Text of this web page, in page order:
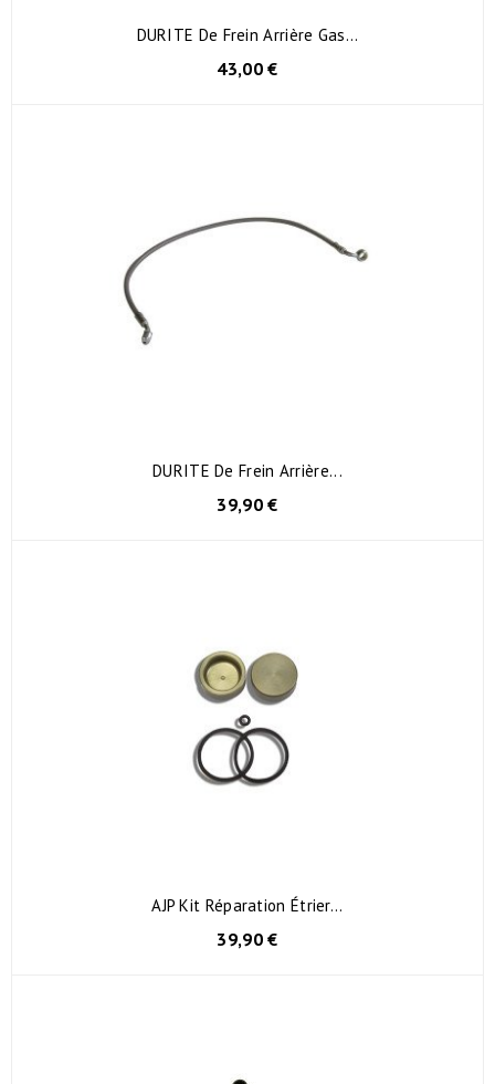
DURITE De Frein Arrière Gas...
43,00 €
DURITE De Frein Arrière...
39,90 €
AJP Kit Réparation Étrier...
39,90 €